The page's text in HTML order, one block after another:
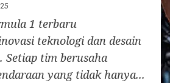
1 terbaru
teknologi dan desain
Setiap tim berusaha
yang tidak hanya...